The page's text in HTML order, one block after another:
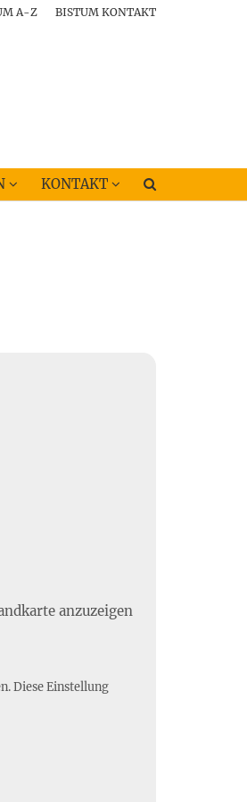
A-Z BISTUM KONTAKT
KONTAKT
anzuzeigen
Diese Einstellung